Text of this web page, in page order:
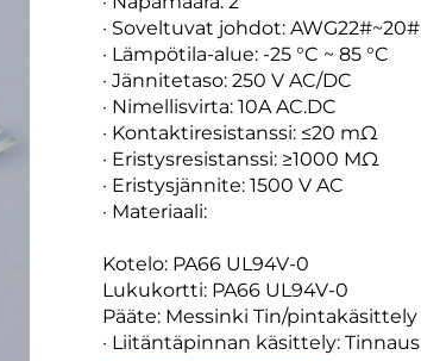
· Soveltuvat johdot: AWG22#~20#
· Lämpötila-alue: -25 °C ~ 85 °C
· Jännitetaso: 250 V AC/DC
· Nimellisvirta: 10A AC.DC
· Kontaktiresistanssi: ≤20 mΩ
· Eristysresistanssi: ≥1000 MΩ
· Eristysjännite: 1500 V AC
· Materiaali:
Kotelo: PA66 UL94V-0
Lukukortti: PA66 UL94V-0
Pääte: Messinki Tin/pintakäsittely
· Liitäntäpinnan käsittely: Tinnaus